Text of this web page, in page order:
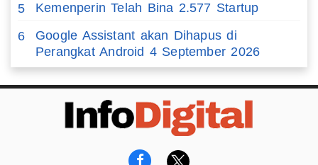
5
Kemenperin Telah Bina 2.577 Startup
6
Google Assistant akan Dihapus di
Perangkat Android 4 September 2026